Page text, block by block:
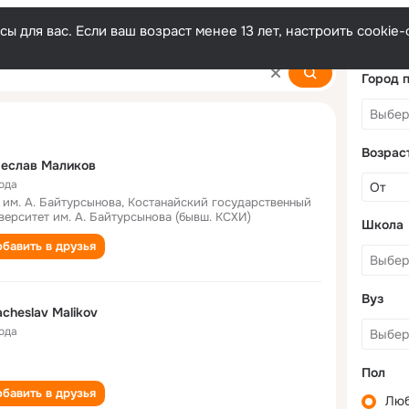
для вас. Если ваш возраст менее 13 лет, настроить
Маликов
А. Байтурсынова, Костанайский государственный
им. А. Байтурсынова (бывш. КСХИ)
в друзья
Malikov
в друзья
Город
Школа
Вуз
Пол